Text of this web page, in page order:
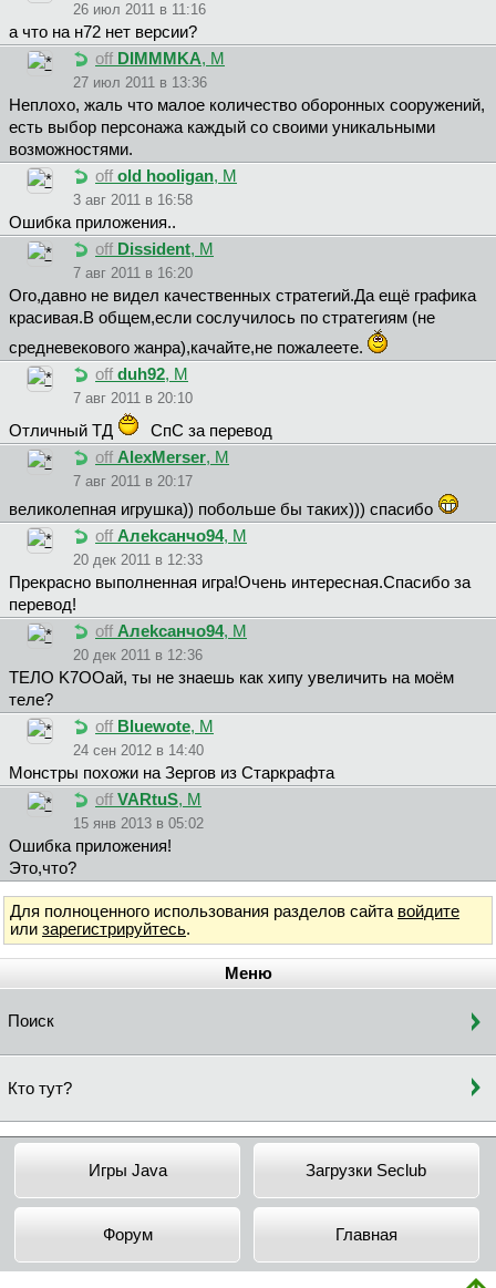
26 июл 2011 в 11:16
а что на н72 нет версии?
off DIMMMKA, М
27 июл 2011 в 13:36
Неплохо, жаль что малое количество оборонных сооружений,
есть выбор персонажа каждый со своими уникальными
возможностями.
off old hooligan, М
3 авг 2011 в 16:58
Ошибка приложения..
off Dissident, М
7 авг 2011 в 16:20
Ого,давно не видел качественных стратегий.Да ещё графика
красивая.В общем,если сослучилось по стратегиям (не
средневекового жанра),качайте,не пожалеете.
off duh92, М
7 авг 2011 в 20:10
Отличный ТД
СпС за перевод
off AlexMerser, М
7 авг 2011 в 20:17
великолепная игрушка)) побольше бы таких))) спасибо
off Aлekcaнчo94, М
20 дек 2011 в 12:33
Прекрасно выполненная игра!Очень интересная.Спасибо за
перевод!
off Aлekcaнчo94, М
20 дек 2011 в 12:36
TEЛO K7OOaй, ты не знаешь как хипу увеличить на моём
теле?
off Bluewote, М
24 сен 2012 в 14:40
Монстры похожи на Зергов из Старкрафта
off VARtuS, М
15 янв 2013 в 05:02
Ошибка приложения!
Это,что?
Для полноценного использования разделов сайта войдите
или зарегистрируйтесь.
Меню
Поиск
Кто тут?
Игры Java Загрузки Seclub
Форум Главная